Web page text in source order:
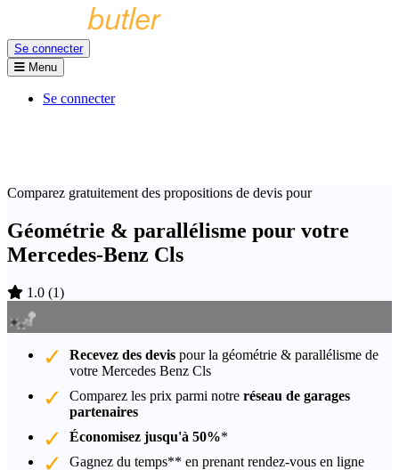
Se connecter
Menu
Se connecter
Comparez gratuitement des propositions de devis pour
Géométrie & parallélisme pour votre
Mercedes-Benz Cls
1.0 (1)
Recevez des devis pour la géométrie & parallélisme de
votre Mercedes Benz Cls
Comparez les prix parmi notre réseau de garages
partenaires
Économisez jusqu'à 50%*
Gagnez du temps** en prenant rendez-vous en ligne